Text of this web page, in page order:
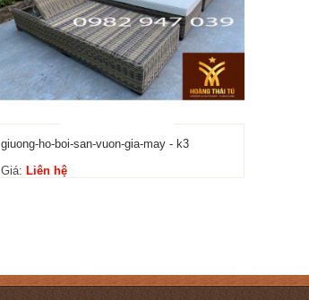
giuong-ho-boi-san-vuon-gia-may - k3
Giá: Liên hệ